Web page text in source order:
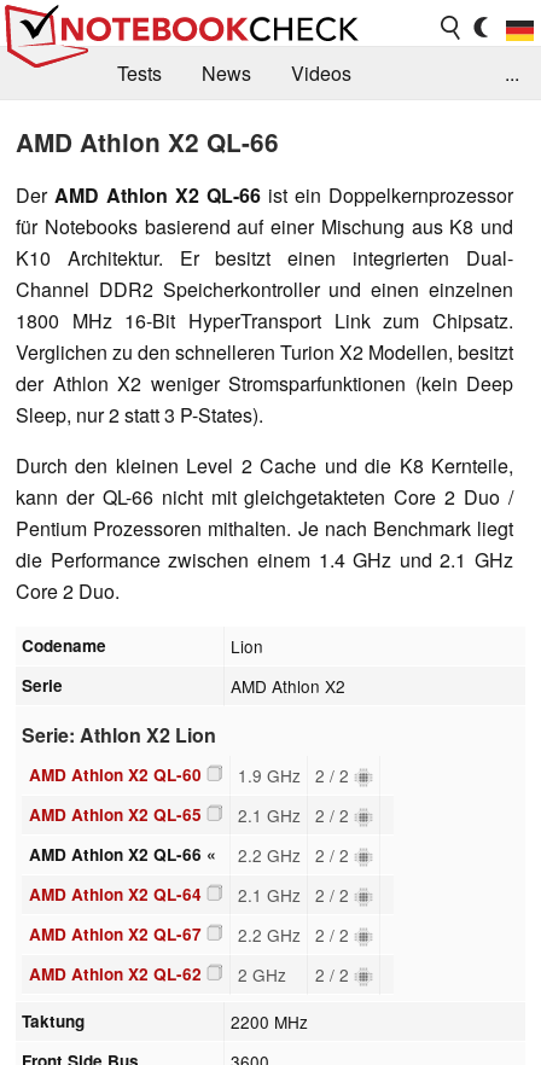
Tests News
Videos
Forum
...
AMD Athlon X2 QL-66
Der AMD Athlon X2 QL-66 ist ein Doppelkernprozessor
für Notebooks basierend auf einer Mischung aus K8 und
K10 Architektur. Er besitzt einen integrierten Dual-
Channel DDR2 Speicherkontroller und einen einzelnen
1800 MHz 16-Bit HyperTransport Link zum Chipsatz.
Verglichen zu den schnelleren Turion X2 Modellen, besitzt
der Athlon X2 weniger Stromsparfunktionen (kein Deep
Sleep, nur 2 statt 3 P-States).
Durch den kleinen Level 2 Cache und die K8 Kernteile,
kann der QL-66 nicht mit gleichgetakteten Core 2 Duo /
Pentium Prozessoren mithalten. Je nach Benchmark liegt
die Performance zwischen einem 1.4 GHz und 2.1 GHz
Core 2 Duo.
Codename Lion
Serie AMD Athlon X2
Serie: Athlon X2 Lion
AMD Athlon X2 QL-60 1.9 GHz 2 / 2
AMD Athlon X2 QL-65 2.1 GHz 2 / 2
AMD Athlon X2 QL-66 « 2.2 GHz 2 / 2
AMD Athlon X2 QL-64 2.1 GHz 2 / 2
AMD Athlon X2 QL-67 2.2 GHz 2 / 2
AMD Athlon X2 QL-62 2 GHz 2 / 2
Taktung 2200 MHz